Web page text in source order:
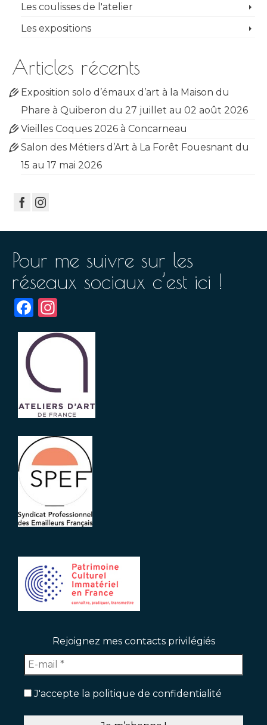
Les coulisses de l'atelier
Les expositions
Articles récents
Exposition solo d’émaux d’art à la Maison du
Phare à Quiberon du 27 juillet au 02 août 2026
Vieilles Coques 2026 à Concarneau
Salon des Métiers d’Art à La Forêt Fouesnant du
15 au 17 mai 2026
Pour me suivre sur les
réseaux sociaux c’est ici !
Facebook
Rejoignez mes contacts privilégiés
J'accepte la politique de confidentialité